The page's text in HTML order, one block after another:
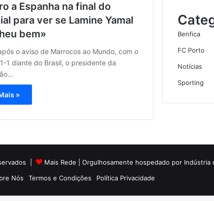
a Espanha na final do
para ver se Lamine Yamal
bem»
o aviso de Marrocos ao Mundo, com o
1 diante do Brasil, o presidente da
»
Benfica
FC Porto
Notícias
Sporting
| Mais Rede | Orgulhosamente hospedado por Indústria
Nós Termos e Condições Política Privacidade